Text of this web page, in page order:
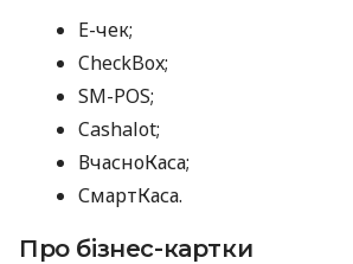
E-чек;
CheckBox;
SM-POS;
Cashalot;
ВчасноКаса;
СмартКаса.
Про бізнес-картки